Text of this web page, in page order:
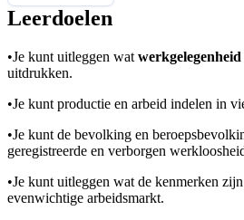
Leerdoelen
•Je kunt uitleggen wat werkgelegenheid
uitdrukken.
•Je kunt productie en arbeid indelen in
•Je kunt de bevolking en
geregistreerde en verborgen
•Je kunt uitleggen wat de kenmerken
evenwichtige arbeidsmarkt.